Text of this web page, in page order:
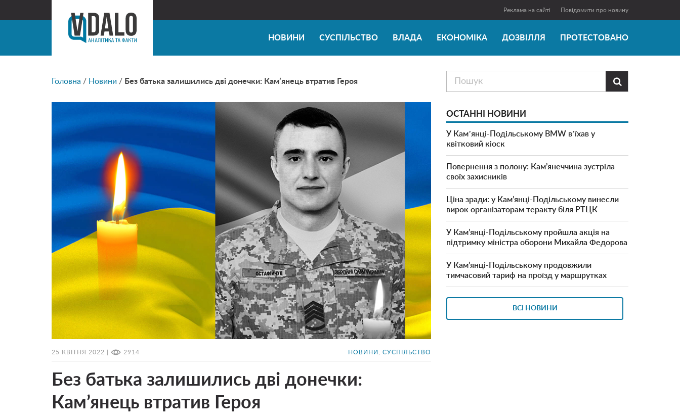
Реклама на сайті Повідомити про новину
НОВИНИ СУСПІЛЬСТВО ВЛАДА ЕКОНОМІКА ДОЗВІЛЛЯ ПРОТЕСТОВАНО
Головна / Новини / Без батька залишились дві донечки: Кам’янець втратив Героя
25 КВІТНЯ 2022 | 2914 НОВИНИ СУСПІЛЬСТВО
Без батька залишились дві донечки:
Кам’янець втратив Героя

ОСТАННІ НОВИНИ
У Камʼянці-Подільському BMW вʼїхав у
квітковий кіоск
Повернення з полону: Кам’янеччина зустріла
своїх захисників
Ціна зради: у Кам’янці-Подільському винесли
вирок організаторам теракту біля РТЦК
У Кам’янці-Подільському пройшла акція на
підтримку міністра оборони Михайла Федорова
У Кам’янці-Подільському продовжили
тимчасовий тариф на проїзд у маршрутках
ВСІ НОВИНИ